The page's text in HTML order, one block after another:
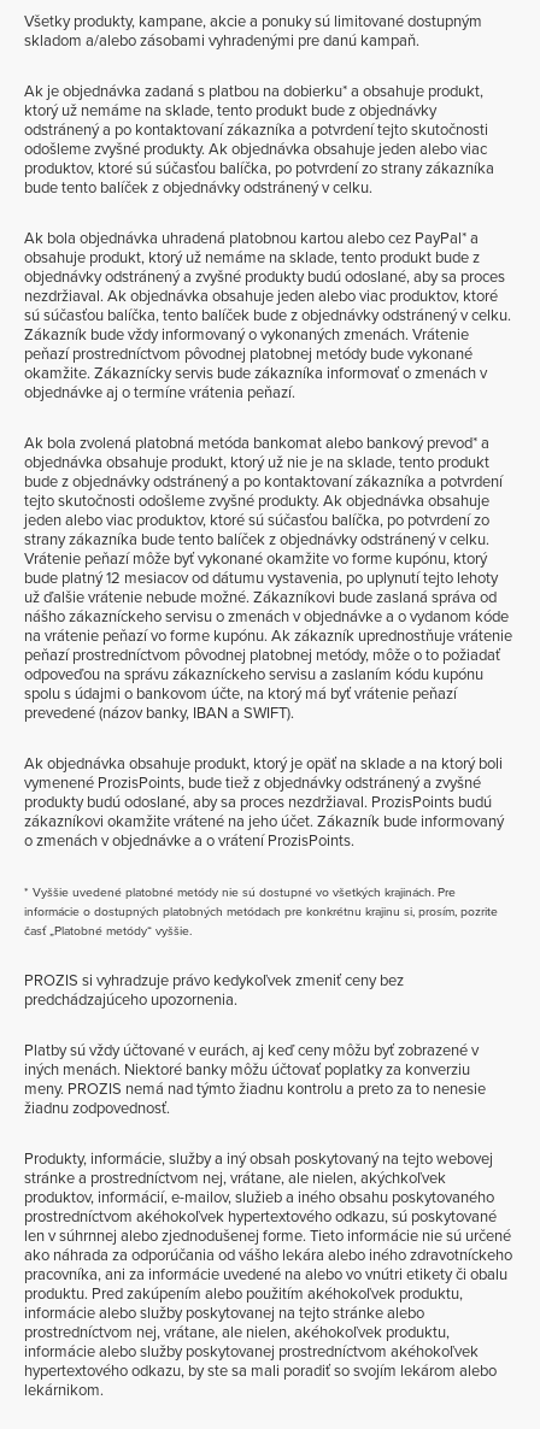
Všetky produkty, kampane, akcie a ponuky sú limitované dostupným
skladom a/alebo zásobami vyhradenými pre danú kampaň.
Ak je objednávka zadaná s platbou na dobierku* a obsahuje produkt,
ktorý už nemáme na sklade, tento produkt bude z objednávky
odstránený a po kontaktovaní zákazníka a potvrdení tejto skutočnosti
odošleme zvyšné produkty. Ak objednávka obsahuje jeden alebo viac
produktov, ktoré sú súčasťou balíčka, po potvrdení zo strany zákazníka
bude tento balíček z objednávky odstránený v celku.
Ak bola objednávka uhradená platobnou kartou alebo cez PayPal* a
obsahuje produkt, ktorý už nemáme na sklade, tento produkt bude z
objednávky odstránený a zvyšné produkty budú odoslané, aby sa proces
nezdržiaval. Ak objednávka obsahuje jeden alebo viac produktov, ktoré
sú súčasťou balíčka, tento balíček bude z objednávky odstránený v celku.
Zákazník bude vždy informovaný o vykonaných zmenách. Vrátenie
peňazí prostredníctvom pôvodnej platobnej metódy bude vykonané
okamžite. Zákaznícky servis bude zákazníka informovať o zmenách v
objednávke aj o termíne vrátenia peňazí.
Ak bola zvolená platobná metóda bankomat alebo bankový prevod* a
objednávka obsahuje produkt, ktorý už nie je na sklade, tento produkt
bude z objednávky odstránený a po kontaktovaní zákazníka a potvrdení
tejto skutočnosti odošleme zvyšné produkty. Ak objednávka obsahuje
jeden alebo viac produktov, ktoré sú súčasťou balíčka, po potvrdení zo
strany zákazníka bude tento balíček z objednávky odstránený v celku.
Vrátenie peňazí môže byť vykonané okamžite vo forme kupónu, ktorý
bude platný 12 mesiacov od dátumu vystavenia, po uplynutí tejto lehoty
už ďalšie vrátenie nebude možné. Zákazníkovi bude zaslaná správa od
nášho zákazníckeho servisu o zmenách v objednávke a o vydanom kóde
na vrátenie peňazí vo forme kupónu. Ak zákazník uprednostňuje vrátenie
peňazí prostredníctvom pôvodnej platobnej metódy, môže o to požiadať
odpoveďou na správu zákazníckeho servisu a zaslaním kódu kupónu
spolu s údajmi o bankovom účte, na ktorý má byť vrátenie peňazí
prevedené (názov banky, IBAN a SWIFT).
Ak objednávka obsahuje produkt, ktorý je opäť na sklade a na ktorý boli
vymenené ProzisPoints, bude tiež z objednávky odstránený a zvyšné
produkty budú odoslané, aby sa proces nezdržiaval. ProzisPoints budú
zákazníkovi okamžite vrátené na jeho účet. Zákazník bude informovaný
o zmenách v objednávke a o vrátení ProzisPoints.
* Vyššie uvedené platobné metódy nie sú dostupné vo všetkých krajinách. Pre
informácie o dostupných platobných metódach pre konkrétnu krajinu si, prosím, pozrite
časť „Platobné metódy“ vyššie.
PROZIS si vyhradzuje právo kedykoľvek zmeniť ceny bez
predchádzajúceho upozornenia.
Platby sú vždy účtované v eurách, aj keď ceny môžu byť zobrazené v
iných menách. Niektoré banky môžu účtovať poplatky za konverziu
meny. PROZIS nemá nad týmto žiadnu kontrolu a preto za to nenesie
žiadnu zodpovednosť.
Produkty, informácie, služby a iný obsah poskytovaný na tejto webovej
stránke a prostredníctvom nej, vrátane, ale nielen, akýchkoľvek
produktov, informácií, e-mailov, služieb a iného obsahu poskytovaného
prostredníctvom akéhokoľvek hypertextového odkazu, sú poskytované
len v súhrnnej alebo zjednodušenej forme. Tieto informácie nie sú určené
ako náhrada za odporúčania od vášho lekára alebo iného zdravotníckeho
pracovníka, ani za informácie uvedené na alebo vo vnútri etikety či obalu
produktu. Pred zakúpením alebo použitím akéhokoľvek produktu,
informácie alebo služby poskytovanej na tejto stránke alebo
prostredníctvom nej, vrátane, ale nielen, akéhokoľvek produktu,
informácie alebo služby poskytovanej prostredníctvom akéhokoľvek
hypertextového odkazu, by ste sa mali poradiť so svojím lekárom alebo
lekárnikom.